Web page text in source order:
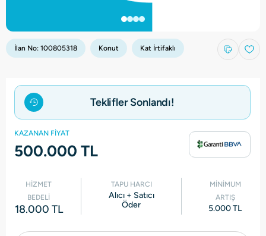
İlan No: 100805318 Konut Kat İrtifaklı
Teklifler Sonlandı!
KAZANAN FİYAT
500.000 TL
HİZMET
BEDELİ
18.000 TL
TAPU HARCI
Alıcı + Satıcı
Öder
MİNİMUM
ARTIŞ
5.000 TL